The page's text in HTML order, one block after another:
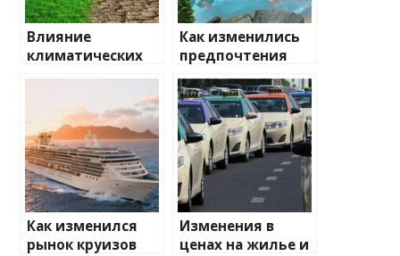
Влияние
климатических
изменений на
направления
Как изменились
предпочтения
туристов
Как изменился
рынок круизов
Изменения в
ценах на жилье и